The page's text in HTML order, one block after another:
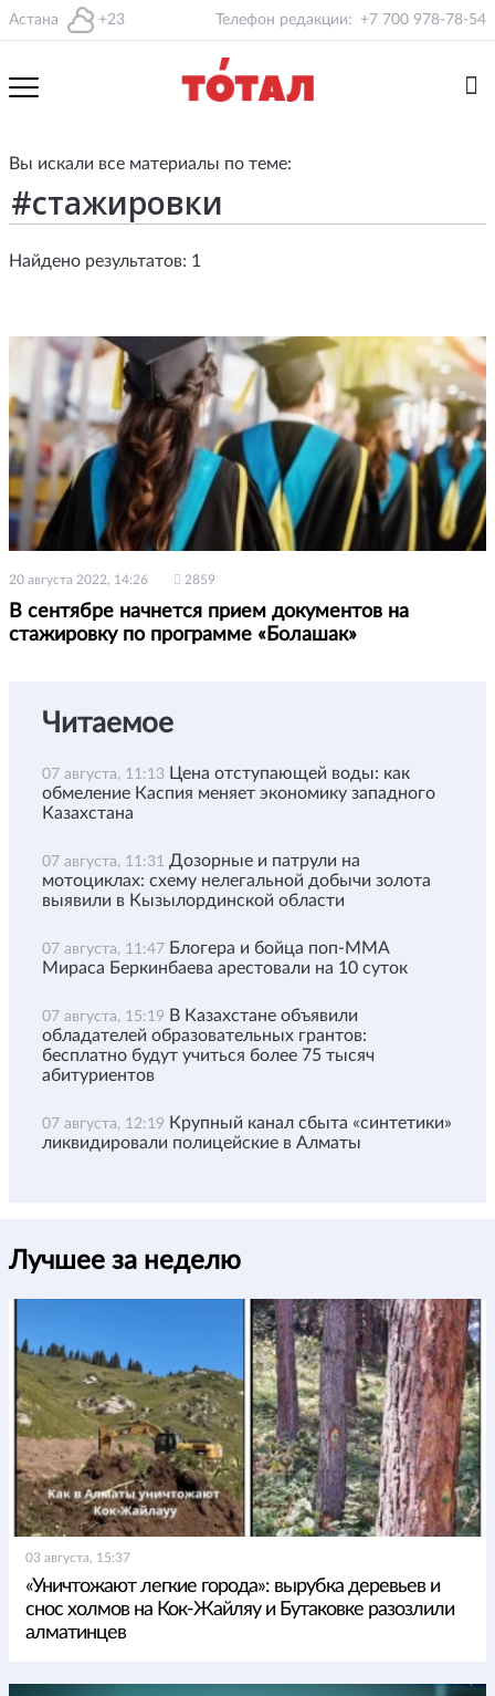
Астана +23 Телефон редакции: +7 700 978-78-54
Вы искали все материалы по теме:
Найдено результатов: 1
20 августа 2022, 14:26 2859
В сентябре начнется прием документов на
стажировку по программе «Болашак»
Читаемое
07 августа, 11:13 Цена отступающей воды: как
обмеление Каспия меняет экономику западного
Казахстана
07 августа, 11:31 Дозорные и патрули на
мотоциклах: схему нелегальной добычи золота
выявили в Кызылординской области
07 августа, 11:47 Блогера и бойца поп-ММА
Мираса Беркинбаева арестовали на 10 суток
07 августа, 15:19 В Казахстане объявили
обладателей образовательных грантов:
бесплатно будут учиться более 75 тысяч
абитуриентов
07 августа, 12:19 Крупный канал сбыта «синтетики»
ликвидировали полицейские в Алматы
Лучшее за неделю
03 августа, 15:37
«Уничтожают легкие города»: вырубка деревьев и
снос холмов на Кок-Жайляу и Бутаковке разозлили
алматинцев